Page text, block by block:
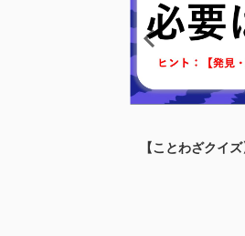
【ことわざクイ